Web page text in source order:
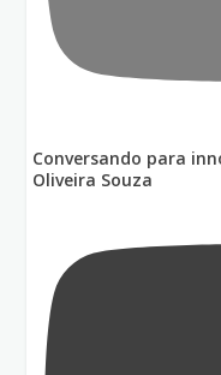
Conversando para
Oliveira Souza